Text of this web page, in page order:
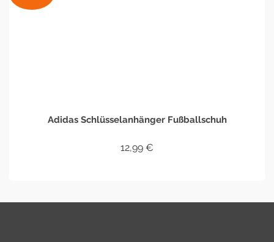
Adidas Schlüsselanhänger Fußballschuh
12,99 €